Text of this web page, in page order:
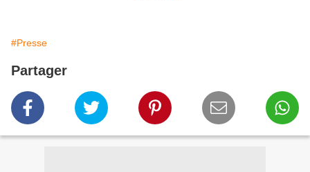
#Presse
Partager